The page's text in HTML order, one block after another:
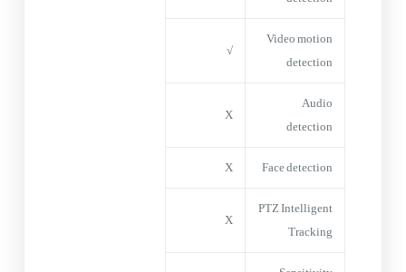
Video motion
detection
√
Audio
detection
X
Face detection
X
PTZ Intelligent
Tracking
X